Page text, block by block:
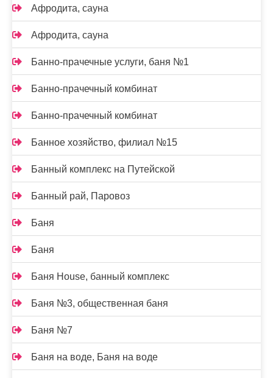
Афродита, сауна
Афродита, сауна
Банно-прачечные услуги, баня №1
Банно-прачечный комбинат
Банно-прачечный комбинат
Банное хозяйство, филиал №15
Банный комплекс на Путейской
Банный рай, Паровоз
Баня
Баня
Баня House, банный комплекс
Баня №3, общественная баня
Баня №7
Баня на воде, Баня на воде